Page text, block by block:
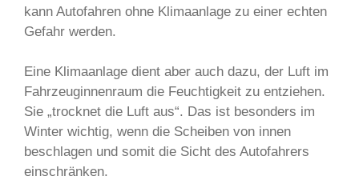
kann Autofahren ohne Klimaanlage zu einer echten
Gefahr werden.
Eine Klimaanlage dient aber auch dazu, der Luft im
Fahrzeuginnenraum die Feuchtigkeit zu entziehen.
Sie „trocknet die Luft aus“. Das ist besonders im
Winter wichtig, wenn die Scheiben von innen
beschlagen und somit die Sicht des Autofahrers
einschränken.